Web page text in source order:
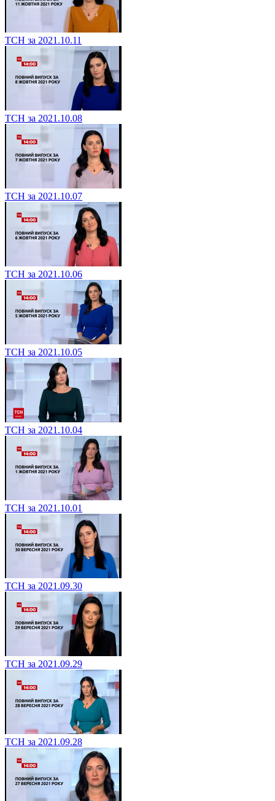
ТСН за 2021.10.11
ТСН за 2021.10.08
ТСН за 2021.10.07
ТСН за 2021.10.06
ТСН за 2021.10.05
ТСН за 2021.10.04
ТСН за 2021.10.01
ТСН за 2021.09.30
ТСН за 2021.09.29
ТСН за 2021.09.28